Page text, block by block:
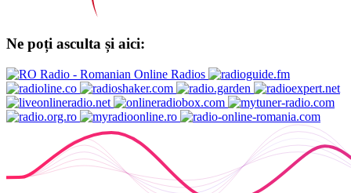
Ne poți asculta și aici: